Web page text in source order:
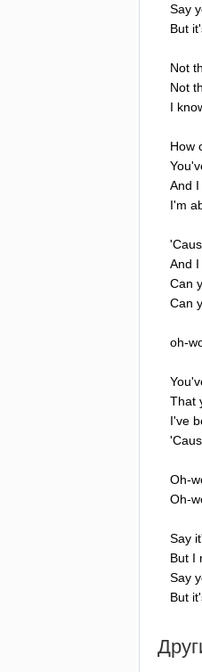
Say
But
Not
Not
I
How
And I
I'm
'
And I
Can
Can
oh-
That
I've
'
Oh-
Oh-
Say
But I
Say
But